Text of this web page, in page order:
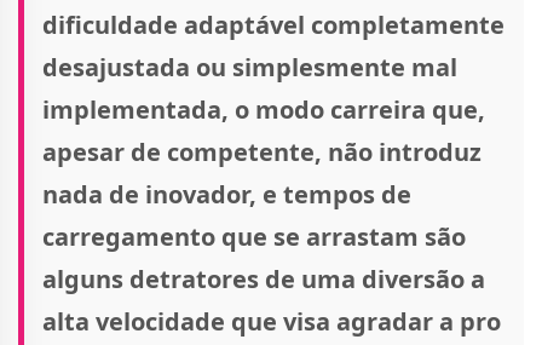
dificuldade adaptável completamente
desajustada ou simplesmente mal
implementada, o modo carreira que,
apesar de competente, não introduz
nada de inovador, e tempos de
carregamento que se arrastam são
alguns detratores de uma diversão a
alta velocidade que visa agradar a pro